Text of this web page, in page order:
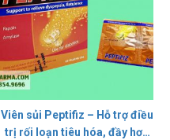
Viên sủi Peptifiz – Hỗ trợ điều
trị rối loạn tiêu hóa, đầy hơi,